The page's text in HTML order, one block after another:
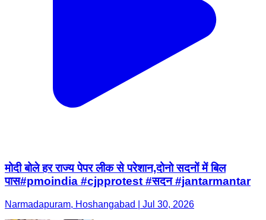
मोदी बोले हर राज्य पेपर लीक से परेशान,दोनो सदनों में बिल
पास#pmoindia #cjpprotest #सदन #jantarmantar
Narmadapuram, Hoshangabad | Jul 30, 2026